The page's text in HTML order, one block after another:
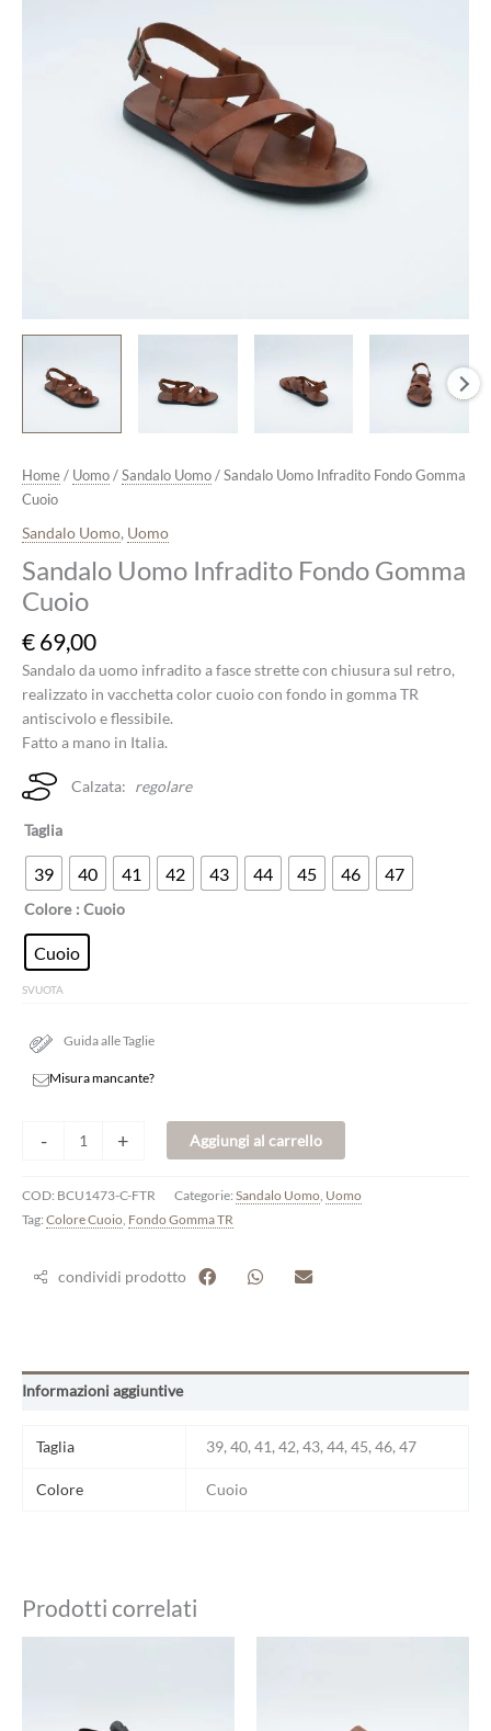
Home / Uomo / Sandalo Uomo / Sandalo Uomo Infradito Fondo Gomma
Cuoio
Sandalo Uomo, Uomo
Sandalo Uomo Infradito Fondo Gomma
Cuoio
€ 69,00
Sandalo da uomo infradito a fasce strette con chiusura sul retro,
realizzato in vacchetta color cuoio con fondo in gomma TR
antiscivolo e flessibile.
Fatto a mano in Italia.
Calzata: regolare
Taglia
39 40 41 42 43 44 45 46 47
Colore : Cuoio
Cuoio
SVUOTA
Guida alle Taglie
Misura mancante?
- + Aggiungi al carrello
COD: BCU1473-C-FTR Categorie: Sandalo Uomo Uomo
Tag: Colore Cuoio Fondo Gomma TR
condividi prodotto
Informazioni aggiuntive
Taglia 39, 40, 41, 42, 43, 44, 45, 46, 47
Colore Cuoio
Prodotti correlati
più